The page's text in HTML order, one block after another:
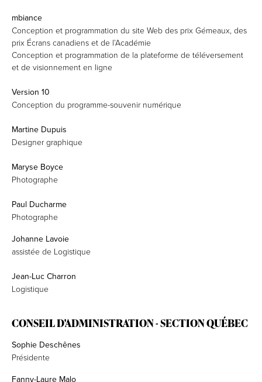
mbiance
Conception et programmation du site Web des prix Gémeaux, des
prix Écrans canadiens et de l’Académie
Conception et programmation de la plateforme de téléversement
et de visionnement en ligne
Version 10
Conception du programme-souvenir numérique
Martine Dupuis
Designer graphique
Maryse Boyce
Photographe
Paul Ducharme
Photographe
Johanne Lavoie
assistée de Logistique
Jean-Luc Charron
Logistique
CONSEIL D'ADMINISTRATION - SECTION QUÉBEC
Sophie Deschênes
Présidente
Fanny-Laure Malo